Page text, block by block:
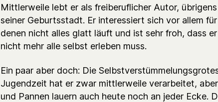
Mittlerweile lebt er als freiberuflicher Autor,
seiner Geburtsstadt. Er interessiert sich vor allem
denen nicht alles glatt läuft und ist sehr froh, dass
nicht mehr alle selbst erleben muss.
Ein paar aber doch: Die
Jugendzeit hat er zwar mittlerweile verarbeitet,
und Pannen lauern auch heute noch an jeder Ecke.